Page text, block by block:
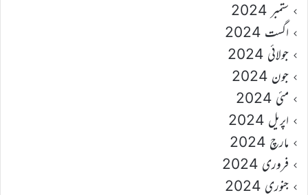
ستمبر 2024
اگست 2024
جولائی 2024
جون 2024
مئی 2024
اپریل 2024
مارچ 2024
فروری 2024
جنوری 2024